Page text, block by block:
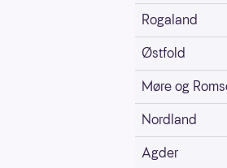
Rogaland
Østfold
Møre og
Nordland
Agder